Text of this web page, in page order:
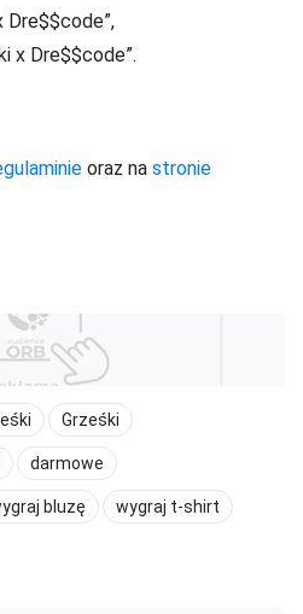
Dre$$code”,
x Dre$$code”.
oraz na stronie
Grześki
darmowe
bluzę wygraj t-shirt